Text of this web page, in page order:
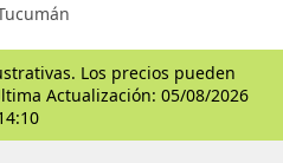
Los precios pueden
Actualización: 05/08/2026